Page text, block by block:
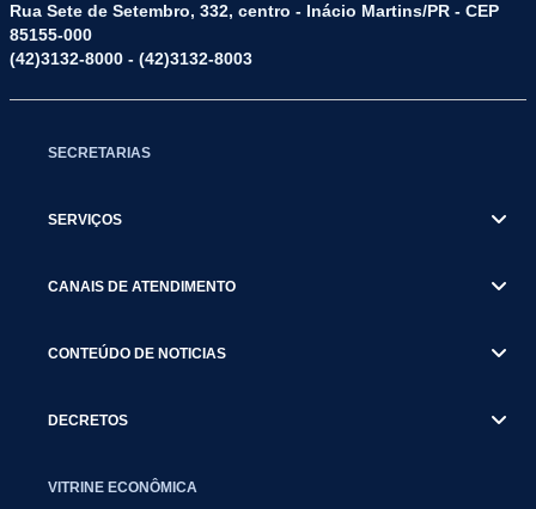
Rua Sete de Setembro, 332, centro - Inácio Martins/PR - CEP
85155-000
(42)3132-8000 - (42)3132-8003
SECRETARIAS
SERVIÇOS
CANAIS DE ATENDIMENTO
CONTEÚDO DE NOTICIAS
DECRETOS
VITRINE ECONÔMICA